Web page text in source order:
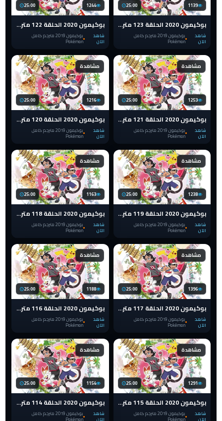
25:00 1139
بوكيمون 2020 الحلقة 123 مترجم pokemon الدرع والسيف
شاهد
الآن
بوكيمون 2019 مترجم كامل
Pokémon
25:00 1244
بوكيمون 2020 الحلقة 122 مترجم pokemon الدرع والسيف
شاهد
الآن
بوكيمون 2019 مترجم كامل
Pokémon
مشاهدة
25:00 1253
بوكيمون 2020 الحلقة 121 مترجم pokemon الدرع والسيف
شاهد
الآن
بوكيمون 2019 مترجم كامل
Pokémon
مشاهدة
25:00 1216
بوكيمون 2020 الحلقة 120 مترجم pokemon الدرع والسيف
شاهد
الآن
بوكيمون 2019 مترجم كامل
Pokémon
مشاهدة
25:00 1238
بوكيمون 2020 الحلقة 119 مترجم pokemon الدرع والسيف
شاهد
الآن
بوكيمون 2019 مترجم كامل
Pokémon
مشاهدة
25:00 1163
بوكيمون 2020 الحلقة 118 مترجم pokemon الدرع والسيف
شاهد
الآن
بوكيمون 2019 مترجم كامل
Pokémon
مشاهدة
25:00 1396
بوكيمون 2020 الحلقة 117 مترجم pokemon الدرع والسيف
شاهد
الآن
بوكيمون 2019 مترجم كامل
Pokémon
مشاهدة
25:00 1188
بوكيمون 2020 الحلقة 116 مترجم pokemon الدرع والسيف
شاهد
الآن
بوكيمون 2019 مترجم كامل
Pokémon
مشاهدة
25:00 1291
بوكيمون 2020 الحلقة 115 مترجم pokemon الدرع والسيف
شاهد بوكيمون 2019 مترجم كامل
مشاهدة
25:00 1154
بوكيمون 2020 الحلقة 114 مترجم pokemon الدرع والسيف
شاهد بوكيمون 2019 مترجم كامل